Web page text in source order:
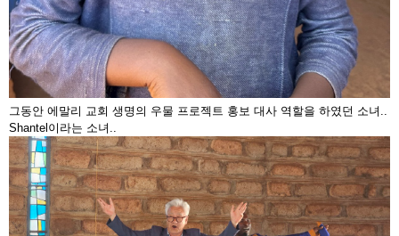
그동안 에말리 교회 생명의 우물 프로젝트 홍보 대사 역할을 하였던 소녀..
Shantel이라는 소녀..